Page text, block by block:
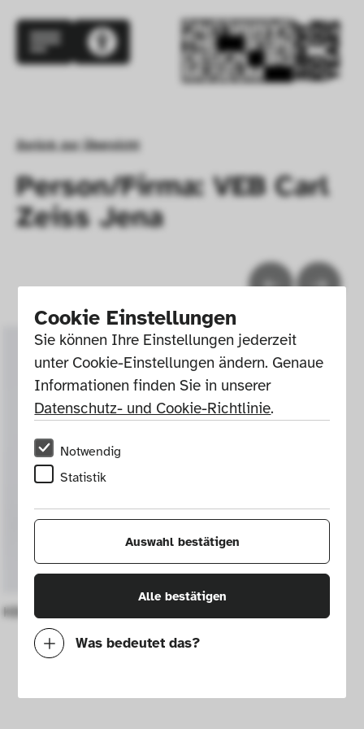
Cookie Einstellungen
Sie können Ihre Einstellungen jederzeit
unter Cookie-Einstellungen ändern. Genaue
Informationen finden Sie in unserer
Datenschutz- und Cookie-Richtlinie.
Notwendig
Statistik
Auswahl bestätigen
Alle bestätigen
Was bedeutet das?
Mit diesen Cookies können wir durch
Zurück zur Übersicht
Person/Firma: VEB Carl
Zeiss Jena
KB-Sucherkamera "Werra"